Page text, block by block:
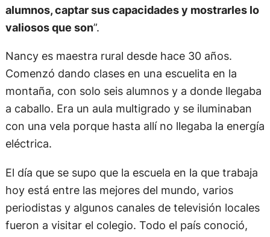
alumnos, captar sus capacidades y mostrarles lo
valiosos que son”.
Nancy es maestra rural desde hace 30 años.
Comenzó dando clases en una escuelita en la
montaña, con solo seis alumnos y a donde llegaba
a caballo. Era un aula multigrado y se iluminaban
con una vela porque hasta allí no llegaba la energía
eléctrica.
El día que se supo que la escuela en la que trabaja
hoy está entre las mejores del mundo, varios
periodistas y algunos canales de televisión locales
fueron a visitar el colegio. Todo el país conoció,